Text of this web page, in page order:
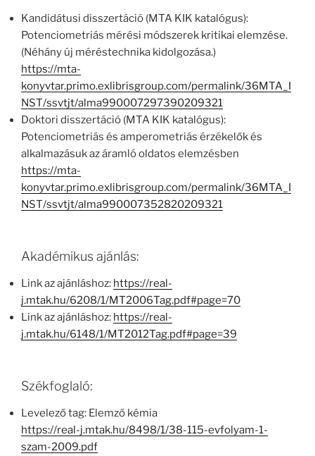
Kandidátusi disszertáció (MTA KIK katalógus):
Potenciometriás mérési módszerek kritikai elemzése.
(Néhány új méréstechnika kidolgozása.)
https://mta-
konyvtar.primo.exlibrisgroup.com/permalink/36MTA_I
NST/ssvtjt/alma990007297390209321
Doktori disszertáció (MTA KIK katalógus):
Potenciometriás és amperometriás érzékelők és
alkalmazásuk az áramló oldatos elemzésben
https://mta-
konyvtar.primo.exlibrisgroup.com/permalink/36MTA_I
NST/ssvtjt/alma990007352820209321
Akadémikus ajánlás:
Link az ajánláshoz: https://real-
j.mtak.hu/6208/1/MT2006Tag.pdf#page=70
Link az ajánláshoz: https://real-
j.mtak.hu/6148/1/MT2012Tag.pdf#page=39
Székfoglaló:
Levelező tag: Elemző kémia
https://real-j.mtak.hu/8498/1/38-115-evfolyam-1-
szam-2009.pdf